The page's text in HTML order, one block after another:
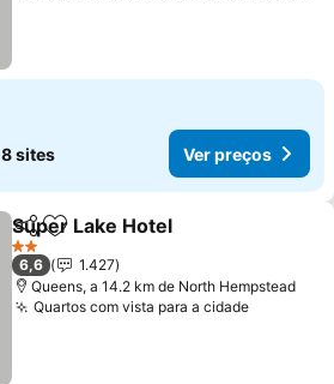
8 sites Ver preços
PartilharAdicionar aos favoritos
Super Lake Hotel
2 Estrelas
6,6
1.427
Queens, a 14.2 km de North Hempstead
Quartos com vista para a cidade